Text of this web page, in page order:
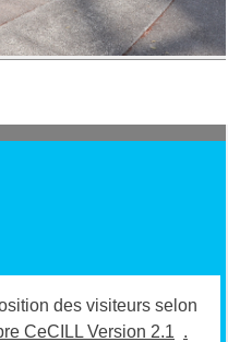
des visiteurs selon
CeCILL Version 2.1 .